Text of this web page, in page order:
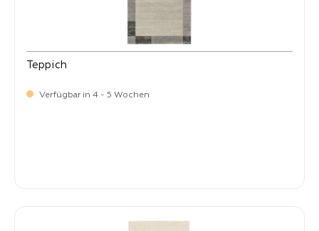
Teppich
Verfügbar in 4 - 5 Wochen